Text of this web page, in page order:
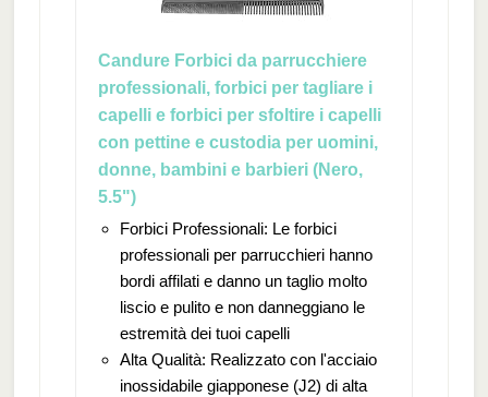
Candure Forbici da parrucchiere
professionali, forbici per tagliare i
capelli e forbici per sfoltire i capelli
con pettine e custodia per uomini,
donne, bambini e barbieri (Nero,
5.5")
Forbici Professionali: Le forbici
professionali per parrucchieri hanno
bordi affilati e danno un taglio molto
liscio e pulito e non danneggiano le
estremità dei tuoi capelli
Alta Qualità: Realizzato con l'acciaio
inossidabile giapponese (J2) di alta